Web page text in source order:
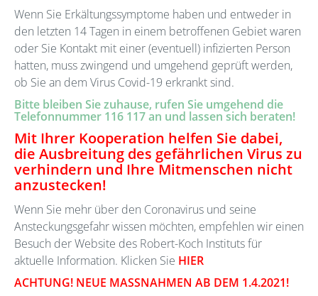
Wenn Sie Erkältungssymptome haben und entweder in
den letzten 14 Tagen in einem betroffenen Gebiet waren
oder Sie Kontakt mit einer (eventuell) infizierten Person
hatten, muss zwingend und umgehend geprüft werden,
ob Sie an dem Virus Covid-19 erkrankt sind.
Bitte bleiben Sie zuhause, rufen Sie umgehend die
Telefonnummer 116 117an und lassen sich beraten!
Mit Ihrer Kooperation helfen Sie dabei,
die Ausbreitung des gefährlichen Virus zu
verhindern und Ihre Mitmenschen nicht
anzustecken!
Wenn Sie mehr über den Coronavirus und seine
Ansteckungsgefahr wissen möchten, empfehlen wir einen
Besuch der Website des Robert-Koch Instituts für
aktuelle Information. Klicken Sie HIER
ACHTUNG! NEUE MASSNAHMEN AB DEM 1.4.2021!